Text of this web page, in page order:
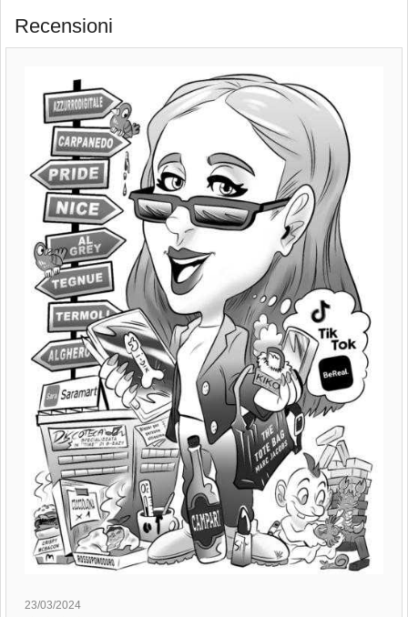
Recensioni
23/03/2024